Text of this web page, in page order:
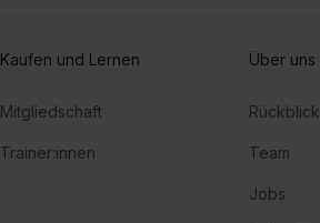
Beautiful Pain (Losin My Mind)
Marshmello, Juice WRLD
Kaufen und Lernen
Mitgliedschaft
Trainer:innen
Über uns
Rückblick
Team
Jobs